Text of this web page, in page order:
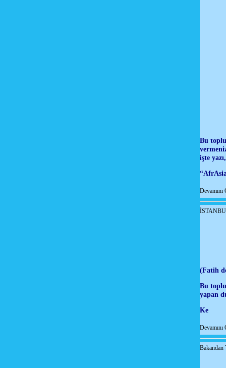
Bu
işte
Devamını
(Fatih
Bu
yapan
Ke
Devamını
Bakandan